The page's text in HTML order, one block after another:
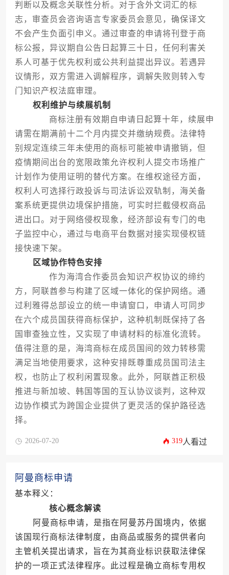
判断以及概念关联性分析。对于含外文词汇的标
志，审查员会咨询语言专家委员会意见，确保译文
不会产生负面引申义。通过审查的申请将刊登于商
标公报，异议期自公告日起算三十日，任何利害关
系人可基于优先权利或公共利益提出异议。若遇异
议情形，双方需进入调解程序，调解失败则转入专
门知识产权法庭审理。
权利维护与续展机制
商标注册有效期自申请日起算十年，续展申
请需在期满前十二个月内提交并缴纳规费。法律特
别规定连续三年未使用的商标可能被申请撤销，但
疫情期间出台的宽限政策允许权利人提交市场推广
计划作为使用证明的替代方案。在维权途径方面，
权利人可选择行政投诉与司法诉讼双轨制，海关备
案系统更提供边境保护措施，可实时拦截侵权商品
进出口。对于网络侵权现象，经济部设有专门的电
子监控中心，通过与电商平台数据对接实现侵权链
接快速下架。
区域协作特色安排
作为海湾合作委员会知识产权协议的缔约
方，阿联酋参与构建了区域一体化的保护网络。通
过利雅得总部设立的统一申请窗口，申请人可同步
在六个成员国获得商标保护，这种机制既保持了各
国审查独立性，又实现了申请材料的标准化流转。
值得注意的是，海湾商标在成员国间的效力转移需
满足当地使用要求，这种安排既尊重成员国司法主
权，也防止了权利闲置现象。此外，阿联酋正积极
推进与新加坡、韩国等国的互认协议谈判，这种双
边协作模式为跨国企业提供了更灵活的保护路径选
择。
2026-07-20 319人看过
阿曼商标申请
基本释义：
核心概念解读
阿曼商标申请，是指在阿曼苏丹国境内，依据
该国现行商标法律制度，由商品或服务的提供者向
主管机关提出请求，旨在为其商业标识获取法律保
护的一项正式法律程序。此过程是确立商标专用权